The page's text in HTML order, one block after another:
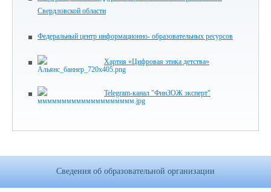
Свердловской области
Федеральный центр информационно- образовательных ресурсов
Хартия «Цифровая этика детства»
Telegram-канал "ФинЗОЖ эксперт"
Сведения об образовательной организации